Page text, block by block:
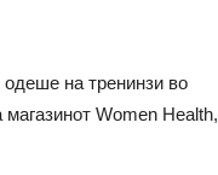
на тренинзи во
Women Health,